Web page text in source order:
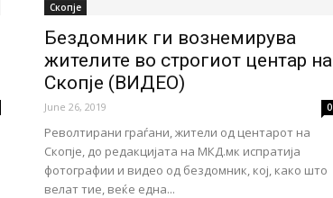
Скопје
Бездомник ги вознемирува
жителите во строгиот центар на
Скопје (ВИДЕО)
June 26, 2019 0
Револтирани граѓани, жители од центарот на
Скопје, до редакцијата на МКД.мк испратија
фотографии и видео од бездомник, кој, како што
велат тие, веќе една...